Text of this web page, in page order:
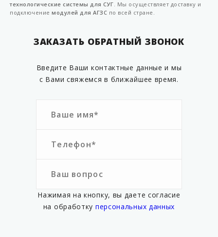
технологические системы для СУГ. Мы осуществляет доставку и
подключение модулей для АГЗС по всей стране.
ЗАКАЗАТЬ ОБРАТНЫЙ ЗВОНОК
Введите Ваши контактные данные и мы
с Вами свяжемся в ближайшее время.
Нажимая на кнопку, вы даете согласие
на обработку персональных данных